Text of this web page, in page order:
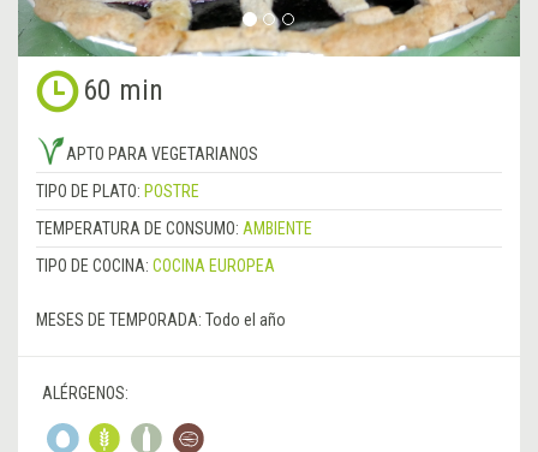
60 min
APTO PARA VEGETARIANOS
TIPO DE PLATO: POSTRE
TEMPERATURA DE CONSUMO: AMBIENTE
TIPO DE COCINA: COCINA EUROPEA
MESES DE TEMPORADA: Todo el año
ALÉRGENOS: